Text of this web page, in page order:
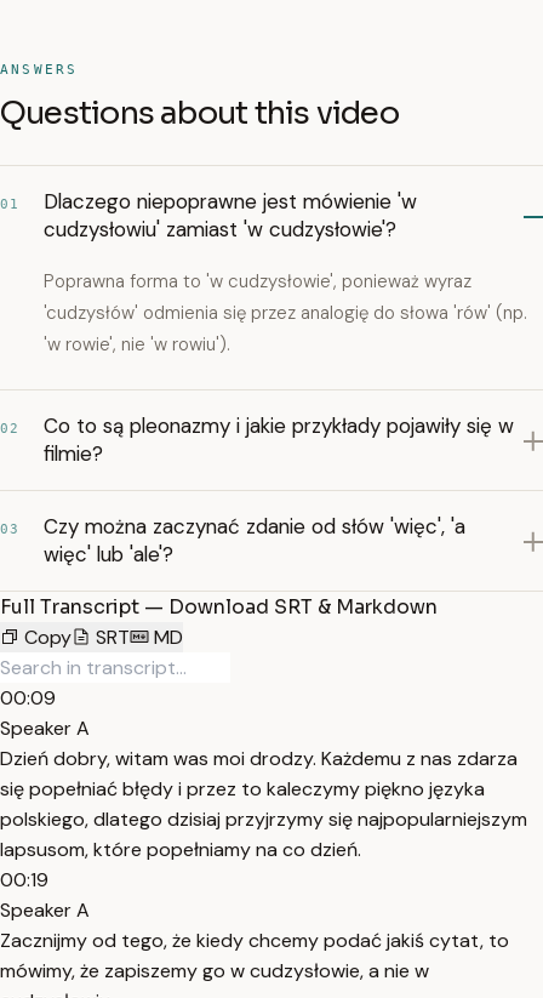
ANSWERS
Questions about this video
01
Dlaczego niepoprawne jest mówienie 'w
cudzysłowiu' zamiast 'w cudzysłowie'?
Poprawna forma to 'w cudzysłowie', ponieważ wyraz
'cudzysłów' odmienia się przez analogię do słowa 'rów' (np.
'w rowie', nie 'w rowiu').
02
Co to są pleonazmy i jakie przykłady pojawiły się w
filmie?
03
Czy można zaczynać zdanie od słów 'więc', 'a
więc' lub 'ale'?
Full Transcript — Download SRT & Markdown
Copy
SRT MD
00:09
Speaker A
Dzień dobry, witam was moi drodzy. Każdemu z nas zdarza
się popełniać błędy i przez to kaleczymy piękno języka
polskiego, dlatego dzisiaj przyjrzymy się najpopularniejszym
lapsusom, które popełniamy na co dzień.
00:19
Speaker A
Zacznijmy od tego, że kiedy chcemy podać jakiś cytat, to
mówimy, że zapiszemy go w cudzysłowie, a nie w